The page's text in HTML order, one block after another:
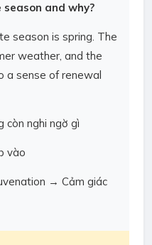
and why?
season is spring. The
weather, and the
a sense of renewal
nghi ngờ gì
vào
→ Cảm giác